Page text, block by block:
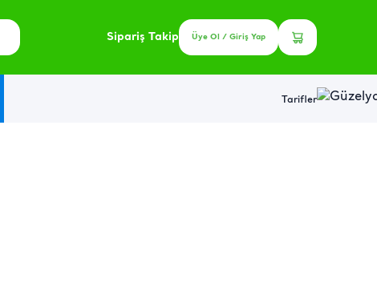
Sipariş Takip Üye Ol / Giriş Yap
Tarifler